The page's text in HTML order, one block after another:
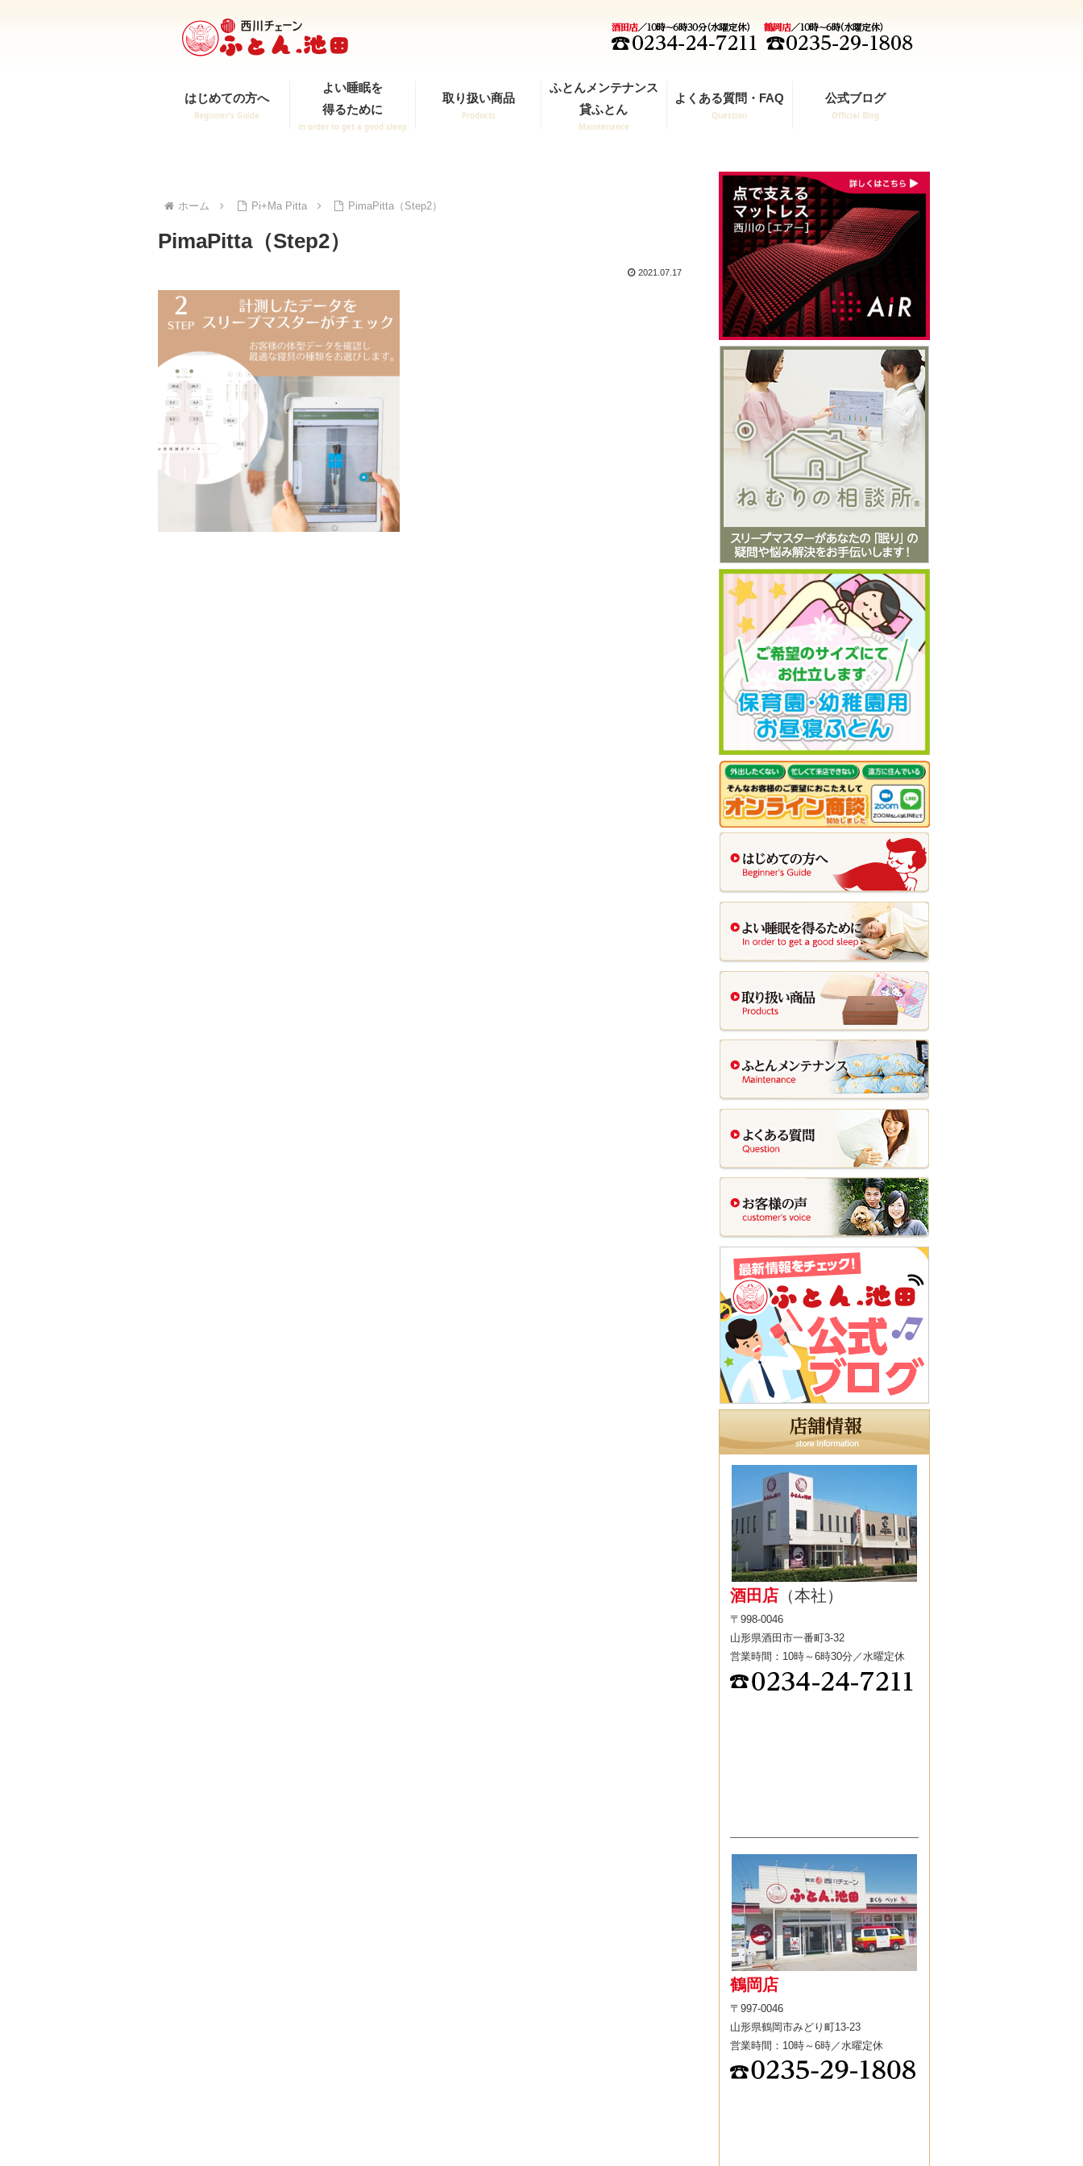
はじめての方へ
Beginner’s Guide
よい睡眠を
得るために
in order to get a good sleep
取り扱い商品
Products
ふとんメンテナンス
貸ふとん
Maintenance
よくある質問・FAQ
Question
公式ブログ
Official Blog
ホーム Pi+Ma Pitta PimaPitta（Step2）
PimaPitta（Step2）
2021.07.17
酒田店 （本社）
〒998-0046
山形県酒田市一番町3-32
営業時間：10時～6時30分／水曜定休
鶴岡店
〒997-0046
山形県鶴岡市みどり町13-23
営業時間：10時～6時／水曜定休